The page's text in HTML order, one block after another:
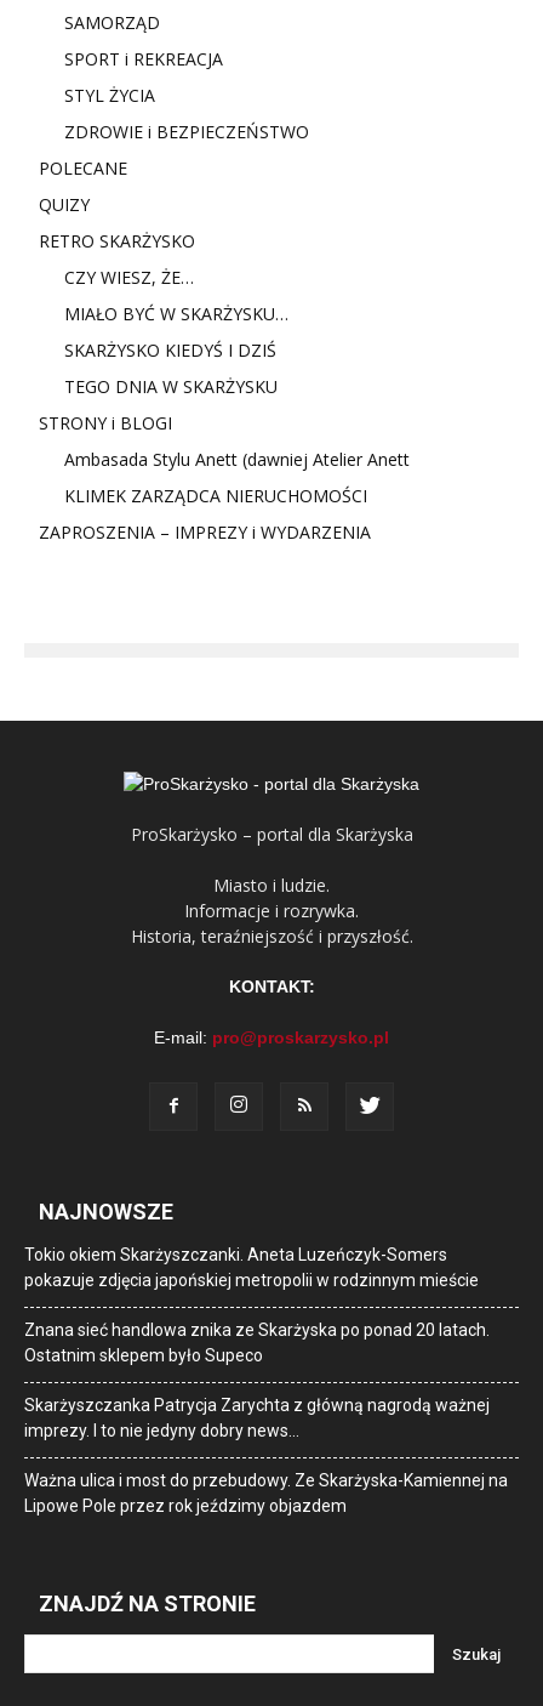
SAMORZĄD
SPORT i REKREACJA
STYL ŻYCIA
ZDROWIE i BEZPIECZEŃSTWO
POLECANE
QUIZY
RETRO SKARŻYSKO
CZY WIESZ, ŻE…
MIAŁO BYĆ W SKARŻYSKU…
SKARŻYSKO KIEDYŚ I DZIŚ
TEGO DNIA W SKARŻYSKU
STRONY i BLOGI
Ambasada Stylu Anett (dawniej Atelier Anett
KLIMEK ZARZĄDCA NIERUCHOMOŚCI
ZAPROSZENIA – IMPREZY i WYDARZENIA
ProSkarżysko – portal dla Skarżyska
Miasto i ludzie.
Informacje i rozrywka.
Historia, teraźniejszość i przyszłość.
KONTAKT:
E-mail: pro@proskarzysko.pl
NAJNOWSZE
Tokio okiem Skarżyszczanki. Aneta Luzeńczyk-Somers
pokazuje zdjęcia japońskiej metropolii w rodzinnym mieście
Znana sieć handlowa znika ze Skarżyska po ponad 20 latach.
Ostatnim sklepem było Supeco
Skarżyszczanka Patrycja Zarychta z główną nagrodą ważnej
imprezy. I to nie jedyny dobry news…
Ważna ulica i most do przebudowy. Ze Skarżyska-Kamiennej na
Lipowe Pole przez rok jeździmy objazdem
ZNAJDŹ NA STRONIE